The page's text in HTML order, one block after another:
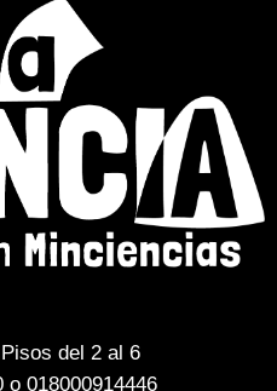
del 2 al 6
o 018000914446